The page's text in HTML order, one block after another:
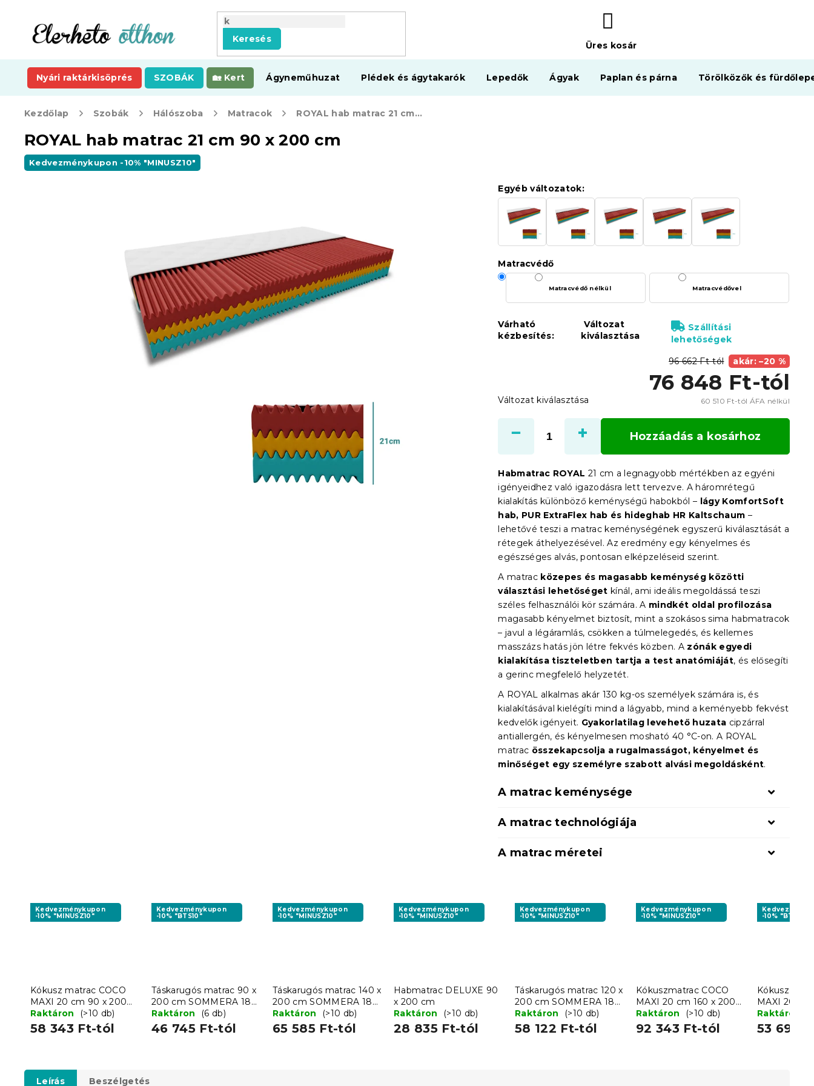
tartalomhoz
Keresés
KOSÁR
Üres kosár
Nyári raktárkisöprés SZOBÁK Kert Ágyneműhuzat Plédek és ágytakarók Lepedők Ágyak Paplan és párna Törölközők és
Kezdőlap Szobák Hálószoba Matracok ROYAL hab matrac 21 cm 90 x 200 cm
ROYAL hab matrac 21 cm 90 x 200 cm
Kedvezménykupon -10% "MINUSZ10"
96 662 Ft-tól akár: –20 %
76 848 Ft-tól
60 510 Ft-tól ÁFA nélkül
Változat kiválasztása
Egyéb változatok:
Matracvédő
Matracvédő nélkül Matracvédővel
Várható
kézbesítés:
Változat
kiválasztása
Szállítási
lehetőségek
Hozzáadás a kosárhoz
Habmatrac ROYAL 21 cm a legnagyobb mértékben az egyéni
igényeidhez való igazodásra lett tervezve. A háromrétegű
kialakítás különböző keménységű habokból – lágy KomfortSoft
hab, PUR ExtraFlex hab és hideghab HR Kaltschaum –
lehetővé teszi a matrac keménységének egyszerű kiválasztását a
rétegek áthelyezésével. Az eredmény egy kényelmes és
egészséges alvás, pontosan elképzeléseid szerint.
A matrac közepes és magasabb keménység közötti
választási lehetőséget kínál, ami ideális megoldássá teszi
széles felhasználói kör számára. A mindkét oldal profilozása
magasabb kényelmet biztosít, mint a szokásos sima habmatracok
– javul a légáramlás, csökken a túlmelegedés, és kellemes
masszázs hatás jön létre fekvés közben. A zónák egyedi
kialakítása tiszteletben tartja a test anatómiáját, és elősegíti
a gerinc megfelelő helyzetét.
A ROYAL alkalmas akár 130 kg-os személyek számára is, és
kialakításával kielégíti mind a lágyabb, mind a keményebb fekvést
kedvelők igényeit. Gyakorlatilag levehető huzata cipzárral
antiallergén, és kényelmesen mosható 40 °C-on. A ROYAL
matrac összekapcsolja a rugalmasságot, kényelmet és
minőséget egy személyre szabott alvási megoldásként.
A matrac keménysége
A matrac technológiája
A matrac méretei
Kedvezménykupon
-10% "MINUSZ10"
Kókusz matrac COCO
MAXI 20 cm 90 x 200
cm
Raktáron (>10 db)
58 343 Ft-tól
Kedvezménykupon
-10% "BTS10"
Táskarugós matrac 90 x
200 cm SOMMERA 18
cm
Raktáron (6 db)
46 745 Ft-tól
Kedvezménykupon
-10% "MINUSZ10"
Táskarugós matrac 140 x
200 cm SOMMERA 18
cm
Raktáron (>10 db)
65 585 Ft-tól
Kedvezménykupon
-10% "MINUSZ10"
Habmatrac DELUXE 90
x 200 cm
Raktáron
(>10 db)
28 835 Ft-tól
Kedvezménykupon
-10% "MINUSZ10"
Táskarugós matrac 120 x
200 cm SOMMERA 18
cm
Raktáron (>10 db)
58 122 Ft-tól
Kedvezménykupon
-10% "MINUSZ10"
Kókuszmatrac COCO
MAXI 20 cm 160 x 200
cm
Raktáron (>10 db)
92 343 Ft-tól
-10% "BTS10"
Kókusz
MAXI 20
cm
Raktáron
53 696
Leírás Beszélgetés